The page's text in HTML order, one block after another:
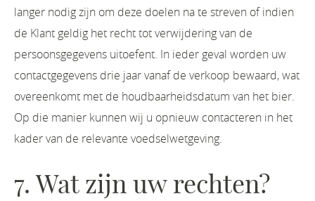
langer nodig zijn om deze doelen na te streven of indien
de Klant geldig het recht tot verwijdering van de
persoonsgegevens uitoefent. In ieder geval worden uw
contactgegevens drie jaar vanaf de verkoop bewaard, wat
overeenkomt met de houdbaarheidsdatum van het bier.
Op die manier kunnen wij u opnieuw contacteren in het
kader van de relevante voedselwetgeving.
7. Wat zijn uw rechten?